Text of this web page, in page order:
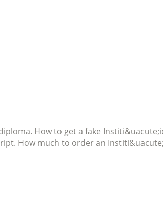
How to get a fake
How much to order an